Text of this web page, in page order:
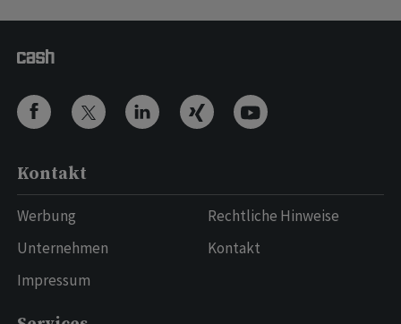
Kontakt
Werbung
Unternehmen
Impressum
Rechtliche Hinweise
Kontakt